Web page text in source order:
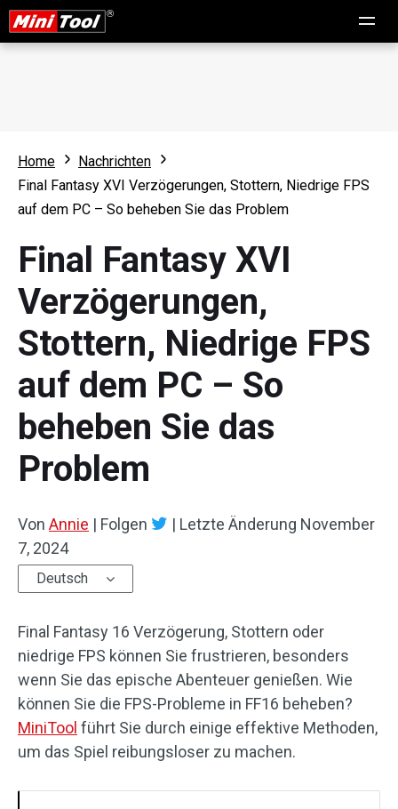
Home
Nachrichten
Final Fantasy XVI Verzögerungen, Stottern, Niedrige FPS
auf dem PC – So beheben Sie das Problem
Final Fantasy XVI
Verzögerungen,
Stottern, Niedrige FPS
auf dem PC – So
beheben Sie das
Problem
Von Annie | Folgen | Letzte Änderung November
7, 2024
Deutsch
Final Fantasy 16 Verzögerung, Stottern oder
niedrige FPS können Sie frustrieren, besonders
wenn Sie das epische Abenteuer genießen. Wie
können Sie die FPS-Probleme in FF16 beheben?
MiniTool führt Sie durch einige effektive Methoden,
um das Spiel reibungsloser zu machen.